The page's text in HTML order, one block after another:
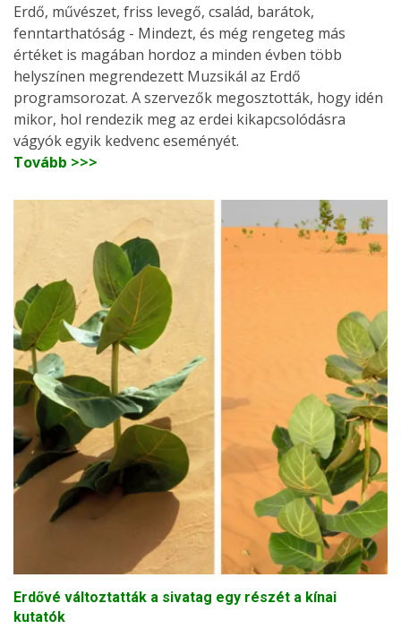
Erdő, művészet, friss levegő, család, barátok,
fenntarthatóság - Mindezt, és még rengeteg más
értéket is magában hordoz a minden évben több
helyszínen megrendezett Muzsikál az Erdő
programsorozat. A szervezők megosztották, hogy idén
mikor, hol rendezik meg az erdei kikapcsolódásra
vágyók egyik kedvenc eseményét.
Tovább >>>
Erdővé változtatták a sivatag egy részét a kínai
kutatók